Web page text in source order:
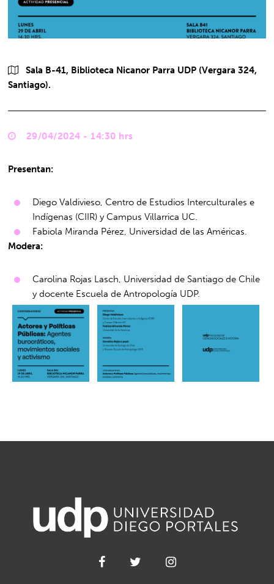
Sala B-41, Biblioteca Nicanor Parra UDP (Vergara 324,
Santiago).
29/04/2024 - 14:30 hrs
Presentan:
Diego Valdivieso, Centro de Estudios Interculturales e
Indígenas (CIIR) y Campus Villarrica UC.
Fabiola Miranda Pérez, Universidad de las Américas.
Modera:
Carolina Rojas Lasch, Universidad de Santiago de Chile
y docente Escuela de Antropología UDP.